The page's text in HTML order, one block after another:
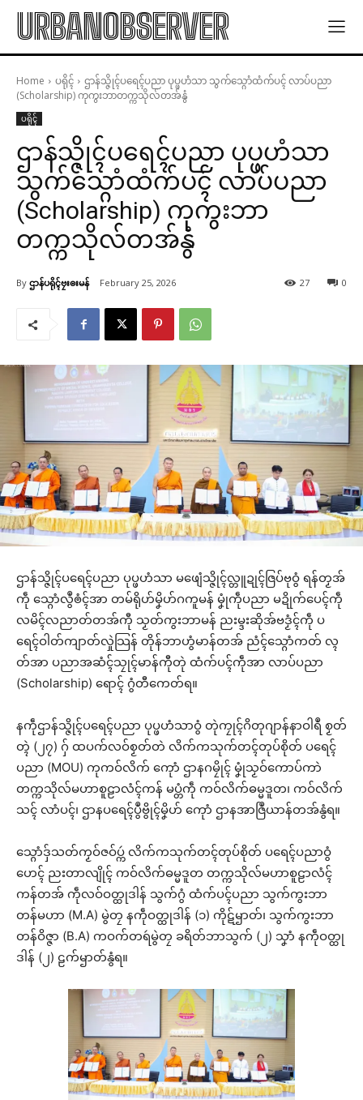
URBANOBSERVER
Home ပရိုၚ်
ဌာန်သ္ဇိုၚ်ပရေၚ်ပညာ ပုပ္ဖဟံသာ သွက်သ္ဂောံထံက်ပၚ် လာပ်ပညာ
(Scholarship) ကုကွးဘာတက္ကသိုလ်တအ်နွံ
ပရိုၚ်
ဌာန်သ္ဇိုၚ်ပရေၚ်ပညာ ပုပ္ဖဟံသာ
သွက်သ္ဂောံထံက်ပၚ် လာပ်ပညာ
(Scholarship) ကုကွးဘာ
တက္ကသိုလ်တအ်နွံ
By ဌာန်ပရိုၚ်ဗၠးၜးမန် February 25, 2026 0
27
ဌာန်သ္ဇိုၚ်ပရေၚ်ပညာ ပုပ္ဖဟံသာ မဖျေံသ္ဇိုၚ်လ္တူဍုၚ်ဇြပ်ဗုဝွံ ရန်တၟအ်
ကဵု သ္ဂောံလွဳၜံၚ်အာ တမ်ရိုဟ်မၞိဟ်ဂကူမန် မၞုံကဵုပညာ မဍိုက်ပေၚ်ကဵု
လမိၚ်လညာတ်တအ်ကီု သၟတ်ကွးဘာမန် ညးမ္ဒးဆိုအ်ဗဒၟံၚ်ကဵု ပ
ရေၚ်ဝါတ်ကျာတ်လှုဲသြန် တိုန်ဘာဟွံမာန်တအ် ညံၚ်သ္ဂောံကတ် လ္ၚ
တ်အာ ပညာအဆံၚ်သၠုၚ်မာန်ကီုတုဲ ထံက်ပၚ်ကဵုအာ လာပ်ပညာ
(Scholarship) ရောၚ် ဂွံတီကေတ်ရ။
နကဵုဌာန်သ္ဇိုၚ်ပရေၚ်ပညာ ပုပ္ဖဟံသာဝွံ တုဲကၠုၚ်ဂိတုဂျာန်နာဝါရဳ စၟတ်
တ္ၚဲ (၂၇) ဂှ် ထပက်လဝ်စၟတ်တဲ လိက်ကသုက်တၚ်တုပ်စိုတ် ပရေၚ်
ပညာ (MOU) ကုကဝ်လိက် ကေုာံ ဌာနဂမၠိုၚ် မၞုံသၟဝ်ကောပ်ကာဲ
တက္ကသိုလ်မဟာစူဠာလံၚ်ကန် မပ္တံကဵု ကဝ်လိက်ဓမ္မဒူတ၊ ကဝ်လိက်
သၚ် လာံပၚ်၊ ဌာနပရေၚ်ပွဳဗွိုၚ်မၞိဟ် ကေုာံ ဌာနအာဇြဳယာန်တအ်နွံရ။
သ္ဂောံဒှ်သတ်ကၟဝ်ဇဝ်ပ္ကဴ လိက်ကသုက်တၚ်တုပ်စိုတ် ပရေၚ်ပညာဝွံ
ဟေၚ် ညးတာလျိုၚ် ကဝ်လိက်ဓမ္မဒူတ တက္ကသိုလ်မဟာစူဠာလံၚ်
ကန်တအ် ကဵုလဝ်ဝတ္ထုဒါန် သွက်ဂွံ ထံက်ပၚ်ပညာ သွက်ကွးဘာ
တန်မဟာ (M.A) မွဲတၠ နကဵုဝတ္ထုဒါန် (၁) ကိုဋ်ၝာတ်၊ သွက်ကွးဘာ
တန်ဝိဇ္ဇာ (B.A) ကဝက်တရဴမွဲတၠ ခရိတ်ဘာသွက် (၂) သၞာံ နကဵုဝတ္ထု
ဒါန် (၂) ဠက်ၝာတ်နွံရ။